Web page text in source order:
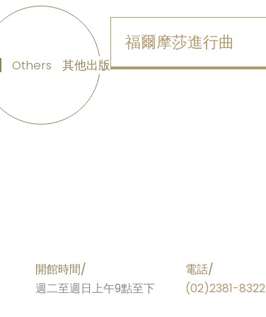
Others 其他出版
福爾摩莎進行曲
開館時間/
週二至週日上午9點至下
電話/
(02)2381-8322